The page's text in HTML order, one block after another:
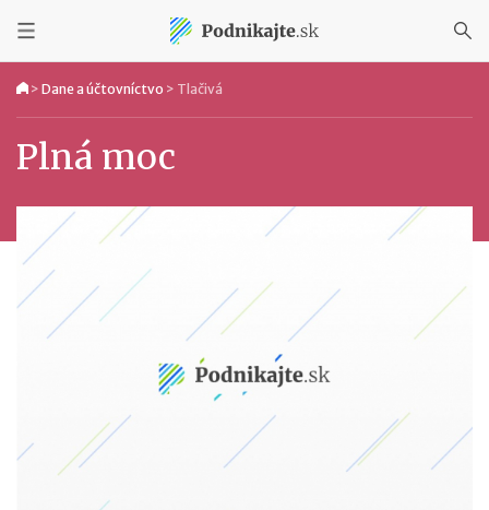
> Dane a účtovníctvo > Tlačivá
Plná moc